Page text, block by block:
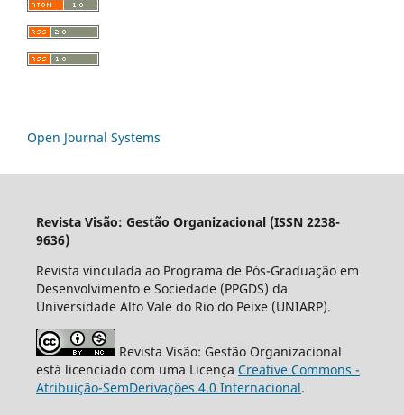
Open Journal Systems
Revista Visão: Gestão Organizacional (ISSN 2238-
9636)
Revista vinculada ao Programa de Pós-Graduação em
Desenvolvimento e Sociedade (PPGDS) da
Universidade Alto Vale do Rio do Peixe (UNIARP).
Revista Visão: Gestão Organizacional
está licenciado com uma Licença Creative Commons -
Atribuição-SemDerivações 4.0 Internacional.